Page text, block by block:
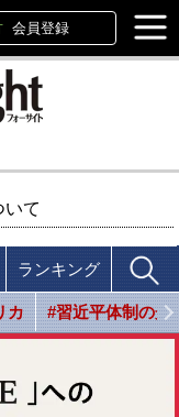
会員登録
いて
ランキング
カ #習近平体制の光